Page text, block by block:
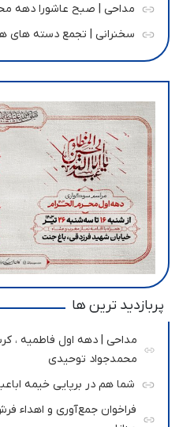
مداحی | صبح عاشورا دهه محرم 1405/
سخنرانی | تجمع دسته های
پربازدید ترین ها
مداحی | دهه اول فاطمیه ،
محمدجواد توحیدی
شما هم در برپایی خیمه
فراخوان جمع‌آوری و اهداء